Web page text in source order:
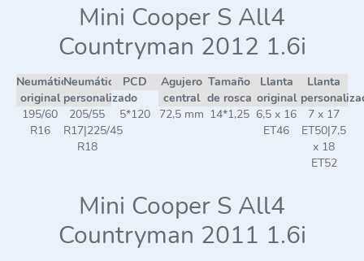
Mini Cooper S All4
Countryman 2012 1.6i
Neumático
original
Neumático
personalizado
PCD
Agujero
central
Tamaño
de rosca
Llanta
original
Llanta
195/60
R16
205/55
R17|225/45
R18
5*120 72,5 mm 14*1,25 6,5 x 16
ET46
7 x 17
ET50|7,5
x 18
ET52
Mini Cooper S All4
Countryman 2011 1.6i